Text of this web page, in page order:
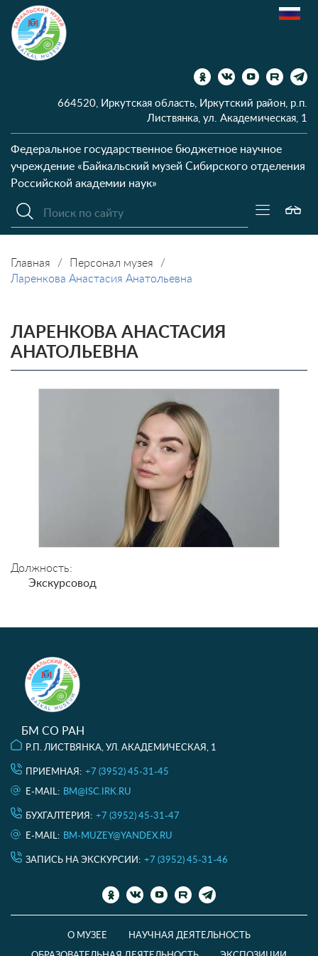
664520, Иркутская область, Иркутский район, р.п.
Листвянка, ул. Академическая, 1
Федеральное государственное бюджетное научное
учреждение «Байкальский музей Сибирского отделения
Российской академии наук»
Главная
Персонал музея
Ларенкова Анастасия Анатольевна
ЛАРЕНКОВА АНАСТАСИЯ
АНАТОЛЬЕВНА
Должность:
Экскурсовод
БМ СО РАН
О МУЗЕЕ НАУЧНАЯ ДЕЯТЕЛЬНОСТЬ
Р.П. ЛИСТВЯНКА, УЛ. АКАДЕМИЧЕСКАЯ, 1
ПРИЕМНАЯ: +7 (3952) 45-31-45
E-MAIL: BM@ISC.IRK.RU
БУХГАЛТЕРИЯ: +7 (3952) 45-31-47
E-MAIL: BM-MUZEY@YANDEX.RU
ЗАПИСЬ НА ЭКСКУРСИИ: +7 (3952) 45-31-46